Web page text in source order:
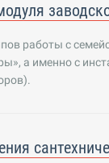
работы с
а именно с